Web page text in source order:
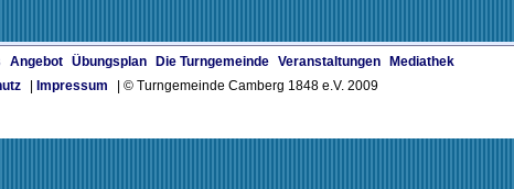
Angebot Übungsplan Die Turngemeinde Veranstaltungen
Mediathek
Impressum | © Turngemeinde Camberg 1848 e.V. 2009